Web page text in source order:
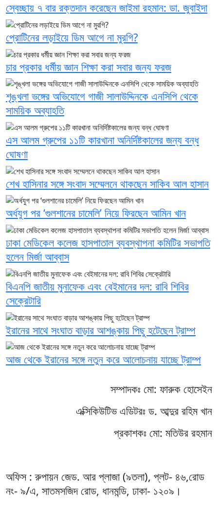
স্বেচ্ছায় ৭ বার রক্তদান করেছেন জাইমা রহমান: ডা. জুবাইদা
প্রোটিনের লড়াইয়ে ডিম আগে না মুরগি?
চার প্রকার ধর্মীয় জ্ঞান শিক্ষা করা সবার জন্য ফরজ
শৃঙ্খলা ভঙ্গের অভিযোগে গাজী সালাউদ্দিনকে এনসিপি থেকে
সাময়িক অব্যাহতি
এস আলম গ্রুপের ১১টি কারখানা অনির্দিষ্টকালের জন্য বন্ধ
ঘোষণা
শেখ হাসিনার সঙ্গে সংবাদ সম্মেলনে থাকছেন সাকিব আল হাসান
অর্ধযুগ পর ‘গুলশানের চামেলি’ নিয়ে ফিরছেন আমিন খান
ঢাকা মেডিকেল কলেজ হাসপাতাল ব্যবস্থাপনা কমিটির সভাপতি
হলেন মির্জা আব্বাস
বিএনপি জাতীয় মুনাফেক এবং বেইমানের দল: রাবি শিবির
সেক্রেটারি
ইরানের সাথে সংঘাত বাড়ার আশঙ্কায় পিছু হটেছেন ট্রাম্প
আজ থেকে ইরানের সঙ্গে নতুন করে আলোচনায় যাচ্ছে ট্রাম্প
সম্পাদকঃ মো: ফারুক হোসেইন
এক্সিকিউটিভ এডিটরঃ ড. আব্দুর রহিম খান
প্রকাশকঃ মো: মতিউর রহমান
অফিস : রুপায়ন জেড. আর প্লাজা (৯তলা), প্লট- ৪৬,রোড
নং- ৯/এ, সাতমসজিদ রোড, ধানমন্ডি, ঢাকা- ১২০৯।